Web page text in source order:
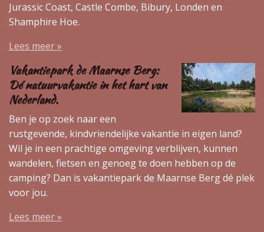
Jurassic Coast, Castle Combe, Bibury, Londen en
Shamphire Hoe.
Lees meer »
Vakantiepark de Maarnse Berg:
Dé natuurvakantie in het hart van
Nederland.
Ben je op zoek naar een
rustgevende, kindvriendelijke vakantie in eigen land?
Wil je in een prachtige omgeving verblijven, kunnen
wandelen, fietsen en genoeg te doen hebben op de
camping? Dan is vakantiepark de Maarnse Berg dé plek
voor jou.
Lees meer »